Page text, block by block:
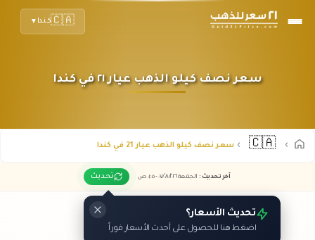
🇨🇦كندا ▼
سعر نصف كيلو الذهب عيار ٢١ في كندا
🇨🇦 سعر نصف كيلو الذهب عيار 21 في كندا
آخر تحديث : الجمعة ٠٧ /٠٨/٢٠٢٦ - ٠١:٠٥ ص تحديث
تحديث الأسعار؟
اضغط هنا للحصول على أحدث الأسعار فوراً